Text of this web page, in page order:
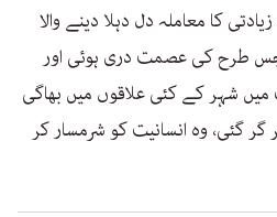
کا معاملہ دل دہلا دینے والا
جس طرح کی عصمت دری ہوئی اور
شہر کے کئی علاقوں میں بھاگی
گئی، وہ انسانیت کو شرمسار کر